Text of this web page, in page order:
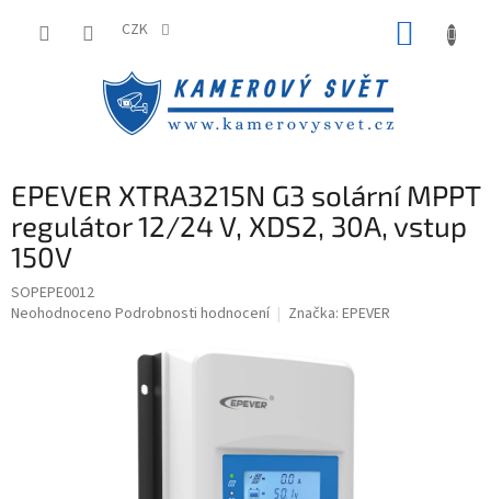
CZK
EPEVER XTRA3215N G3 solární MPPT
regulátor 12/24 V, XDS2, 30A, vstup
150V
SOPEPE0012
Průměrné
Neohodnoceno Podrobnosti hodnocení Značka: EPEVER